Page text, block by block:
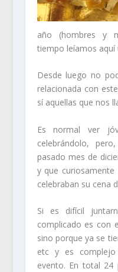
año (hombres y
tiempo leíamos aquí
Desde luego no
relacionada con
sí aquellas que nos
Es normal ver
celebrándolo,
pasado mes de
y que
celebraban su cena
Si es difícil
complicado es con
sino porque ya se
etc y es
evento. En total 24